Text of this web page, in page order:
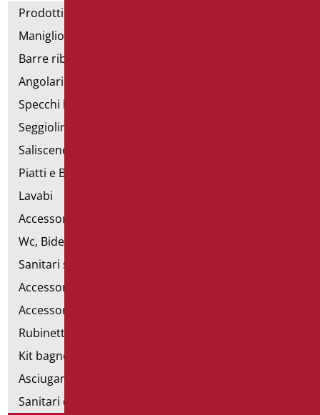
Prodotti con dichiarazione CAM
Maniglioni di sostegno
Barre ribaltabili e fisse
Angolari doccia e vasca
Specchi bagno
Seggiolini vasca e doccia
Saliscendi doccia di sostegno
Piatti e Box Doccia
Lavabi
Accessori per Lavabo
Wc, Bidet e pareti attrezzate
Sanitari speciali
Accessori per WC
Accessori bagno
Rubinetteria
Kit bagno a norma
Asciugamani elettrici
Sanitari d'emergenza